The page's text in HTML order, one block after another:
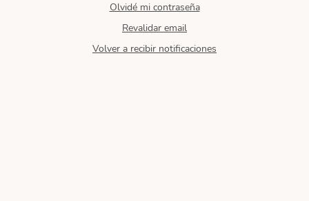
Olvidé mi contraseña
Revalidar email
Volver a recibir notificaciones